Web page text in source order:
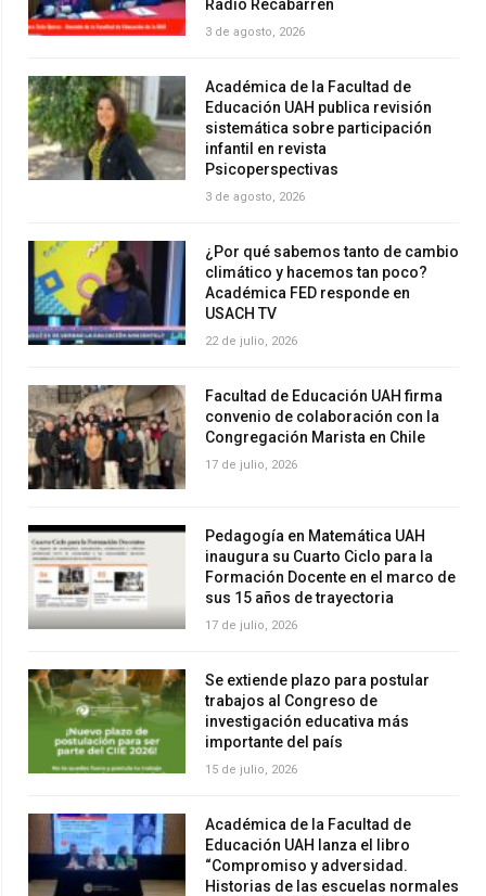
Radio Recabarren
3 de agosto, 2026
Académica de la Facultad de
Educación UAH publica revisión
sistemática sobre participación
infantil en revista
Psicoperspectivas
3 de agosto, 2026
¿Por qué sabemos tanto de cambio
climático y hacemos tan poco?
Académica FED responde en
USACH TV
22 de julio, 2026
Facultad de Educación UAH firma
convenio de colaboración con la
Congregación Marista en Chile
17 de julio, 2026
Pedagogía en Matemática UAH
inaugura su Cuarto Ciclo para la
Formación Docente en el marco de
sus 15 años de trayectoria
17 de julio, 2026
Se extiende plazo para postular
trabajos al Congreso de
investigación educativa más
importante del país
15 de julio, 2026
Académica de la Facultad de
Educación UAH lanza el libro
“Compromiso y adversidad.
Historias de las escuelas normales